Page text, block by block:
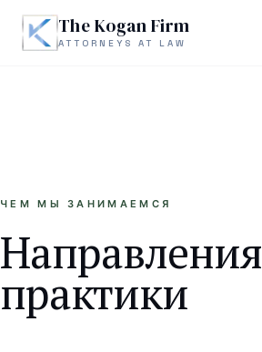
The Kogan Firm
ATTORNEYS AT LAW
Практика
Наследство и пробейт
Корпоративные сделки
ЧЕМ МЫ ЗАНИМАЕМСЯ
Направления
практики